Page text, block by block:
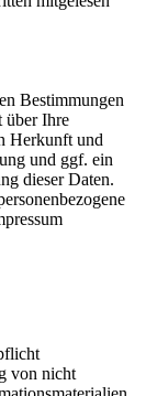
Bestimmungen
über Ihre
Herkunft und
und ggf. ein
dieser Daten.
von nicht